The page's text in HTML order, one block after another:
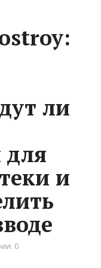
ли
для
и
0